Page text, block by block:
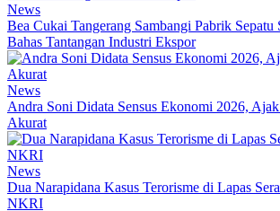
News
Bea Cukai Tangerang Sambangi Pabrik Sepatu
Bahas Tantangan Industri Ekspor
News
Andra Soni Didata Sensus Ekonomi 2026,
Akurat
News
Dua Narapidana Kasus Terorisme di Lapas
NKRI